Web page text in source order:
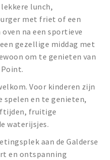
lunch,
met friet of een
na een sportieve
gezellige middag met
om te genieten van
Voor kinderen zijn
spelen en te genieten,
fruitige
waterijsjes.
aan de Galderse
en ontspanning